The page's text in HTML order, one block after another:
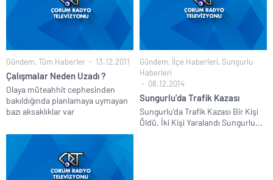
Gündem, Tüm Haberler 13.12.2011
Çalışmalar Neden Uzadı ?
Olaya müteahhit cephesinden
bakıldığında planlamaya uymayan
bazı aksaklıklar var
Gündem, İlçe Haberleri, Sungurlu
Haberleri
08.12.2014
Sungurlu’da Trafik Kazası
Sungurlu’da Trafik Kazası Bir Kişi
Öldü, İki Kişi Yaralandı Sungurlu...